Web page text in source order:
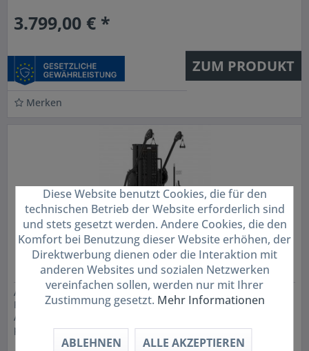
3.799,00 € *
ZUM PRODUKT
Merken
ATX® Functional Pull Trainer - Multi
Zugstation. Doppelter Kabelzug
ATX® Functional Pull Trainer - Multi Zugstation ATX®
Functional Pull Trainer Formschönes Design, kompaktes
Abmaß und die erstklassige Verarbeitung zeichnen diese
professionelle Zugstation aus! Diese Multi-Zugstaion bietet
eine extreme...
Diese Website benutzt Cookies, die für den
technischen Betrieb der Website erforderlich sind
und stets gesetzt werden. Andere Cookies, die den
Komfort bei Benutzung dieser Website erhöhen, der
Direktwerbung dienen oder die Interaktion mit
anderen Websites und sozialen Netzwerken
vereinfachen sollen, werden nur mit Ihrer
Zustimmung gesetzt. Mehr Informationen
ABLEHNEN ALLE AKZEPTIEREN